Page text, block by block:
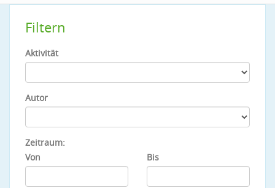
Filtern
Aktivität
Autor
Zeitraum:
Von
Bis